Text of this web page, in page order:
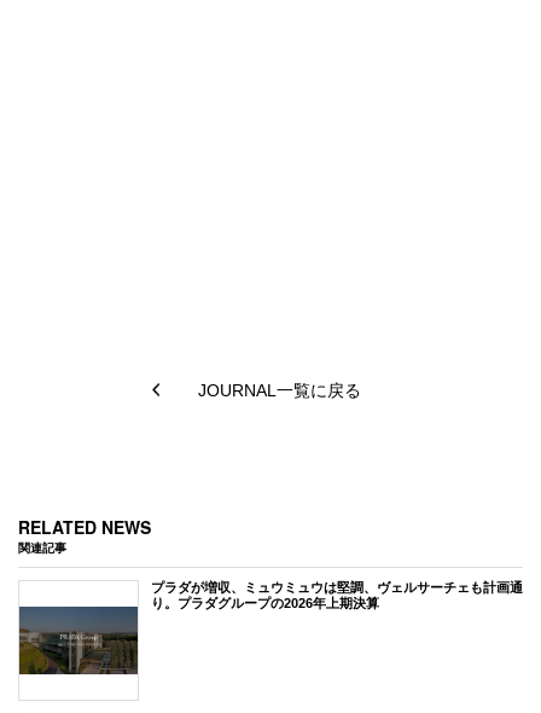
JOURNAL一覧に戻る
RELATED NEWS
関連記事
プラダが増収、ミュウミュウは堅調、ヴェルサーチェも計画通
り。プラダグループの2026年上期決算